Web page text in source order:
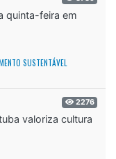
quinta-feira em
SUSTENTÁVEL
2276
valoriza cultura